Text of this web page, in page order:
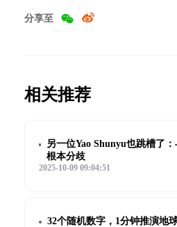
分享至
相关推荐
另一位Yao Shunyu也跳槽了
根本分歧
2025-10-09 09:04:51
32个随机数字，1分钟推演地